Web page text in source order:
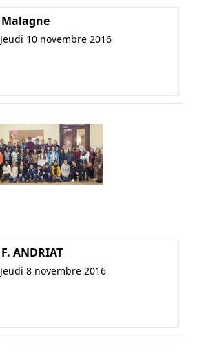
Malagne
Jeudi 10 novembre 2016
F. ANDRIAT
Jeudi 8 novembre 2016